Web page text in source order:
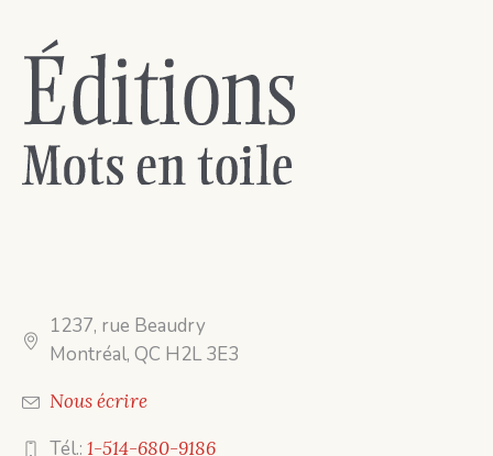
1237, rue Beaudry
Montréal, QC H2L 3E3
Nous écrire
Tél.:1-514-680-9186